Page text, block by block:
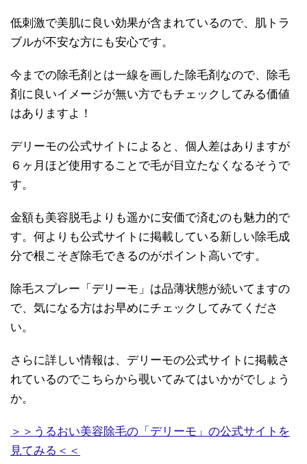
低刺激で美肌に良い効果が含まれているので、肌トラ
ブルが不安な方にも安心です。
今までの除毛剤とは一線を画した除毛剤なので、除毛
剤に良いイメージが無い方でもチェックしてみる価値
はありますよ！
デリーモの公式サイトによると、個人差はありますが
６ヶ月ほど使用することで毛が目立たなくなるそうで
す。
金額も美容脱毛よりも遥かに安価で済むのも魅力的で
す。何よりも公式サイトに掲載している新しい除毛成
分で根こそぎ除毛できるのがポイント高いです。
除毛スプレー「デリーモ」は品薄状態が続いてますの
で、気になる方はお早めにチェックしてみてくださ
い。
さらに詳しい情報は、デリーモの公式サイトに掲載さ
れているのでこちらから覗いてみてはいかがでしょう
か。
＞＞うるおい美容除毛の「デリーモ」の公式サイトを
見てみる＜＜